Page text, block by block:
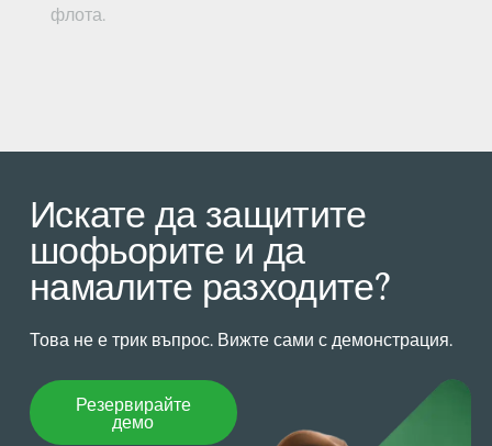
флота.
Искате да защитите
шофьорите и да
намалите разходите?
Това не е трик въпрос. Вижте сами с демонстрация.
Резервирайте
демо
Резервирайте демо